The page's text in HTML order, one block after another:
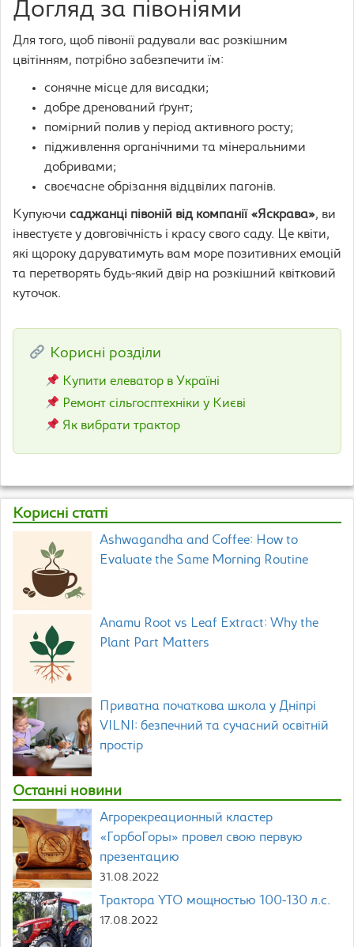
Догляд за півоніями
Для того, щоб півонії радували вас розкішним
цвітінням, потрібно забезпечити їм:
сонячне місце для висадки;
добре дренований ґрунт;
помірний полив у період активного росту;
підживлення органічними та мінеральними
добривами;
своєчасне обрізання відцвілих пагонів.
Купуючи саджанці півоній від компанії «Яскрава», ви
інвестуєте у довговічність і красу свого саду. Це квіти,
які щороку даруватимуть вам море позитивних емоцій
та перетворять будь-який двір на розкішний квітковий
куточок.
Корисні розділи
Купити елеватор в Україні
Ремонт сільгосптехніки у Києві
Як вибрати трактор
Корисні статті
Ashwagandha and Coffee: How to
Evaluate the Same Morning Routine
Anamu Root vs Leaf Extract: Why the
Plant Part Matters
Приватна початкова школа у Дніпрі
VILNI: безпечний та сучасний освітній
простір
Останні новини
Агрорекреационный кластер
«ГорбоГоры» провел свою первую
презентацию
31.08.2022
Трактора YTO мощностью 100-130 л.с.
17.08.2022